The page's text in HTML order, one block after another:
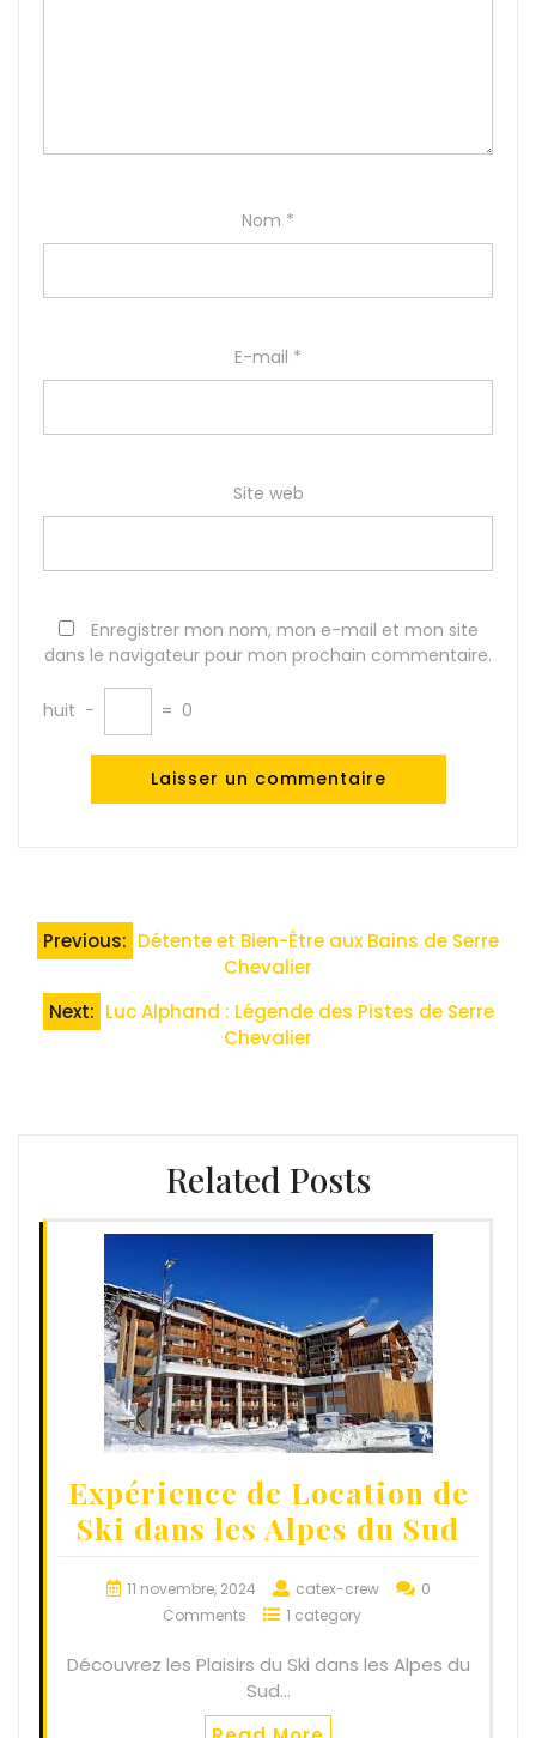
Nom *
E-mail *
Site web
Enregistrer mon nom, mon e-mail et mon site
dans le navigateur pour mon prochain commentaire.
huit − = 0
Navigation
de
l’article
Previous: Détente et Bien-Être aux Bains de Serre
Chevalier
Next: Luc Alphand : Légende des Pistes de Serre
Chevalier
Related Posts
Expérience de Location de
Ski dans les Alpes du Sud
11 novembre, 2024 catex-crew
0
Comments
1 category
Découvrez les Plaisirs du Ski dans les Alpes du
Sud…